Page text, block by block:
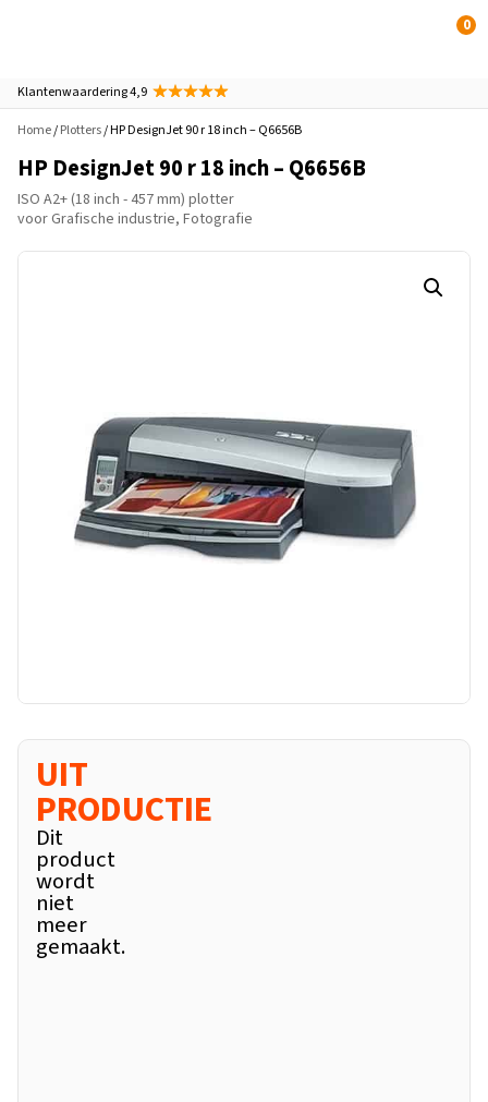
0
Klantenwaardering 4,9
Home/Plotters/ HP DesignJet 90 r 18 inch – Q6656B
HP DesignJet 90 r 18 inch – Q6656B
ISO A2+ (18 inch - 457 mm) plotter
voor Grafische industrie, Fotografie
UIT
PRODUCTIE
Dit
product
wordt
niet
meer
gemaakt.